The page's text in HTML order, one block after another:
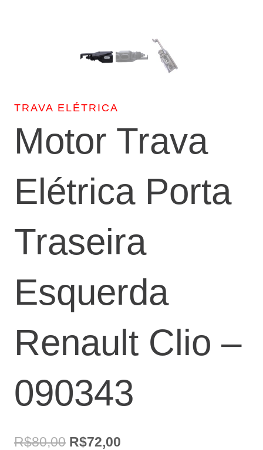
TRAVA ELÉTRICA
Motor Trava
Elétrica Porta
Traseira
Esquerda
Renault Clio –
090343
R$80,00 O
R$72,00